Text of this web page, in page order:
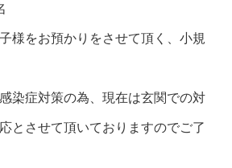
様をお預かりをさせて頂く、小規
染症対策の為、現在は玄関での対
とさせて頂いておりますのでご了